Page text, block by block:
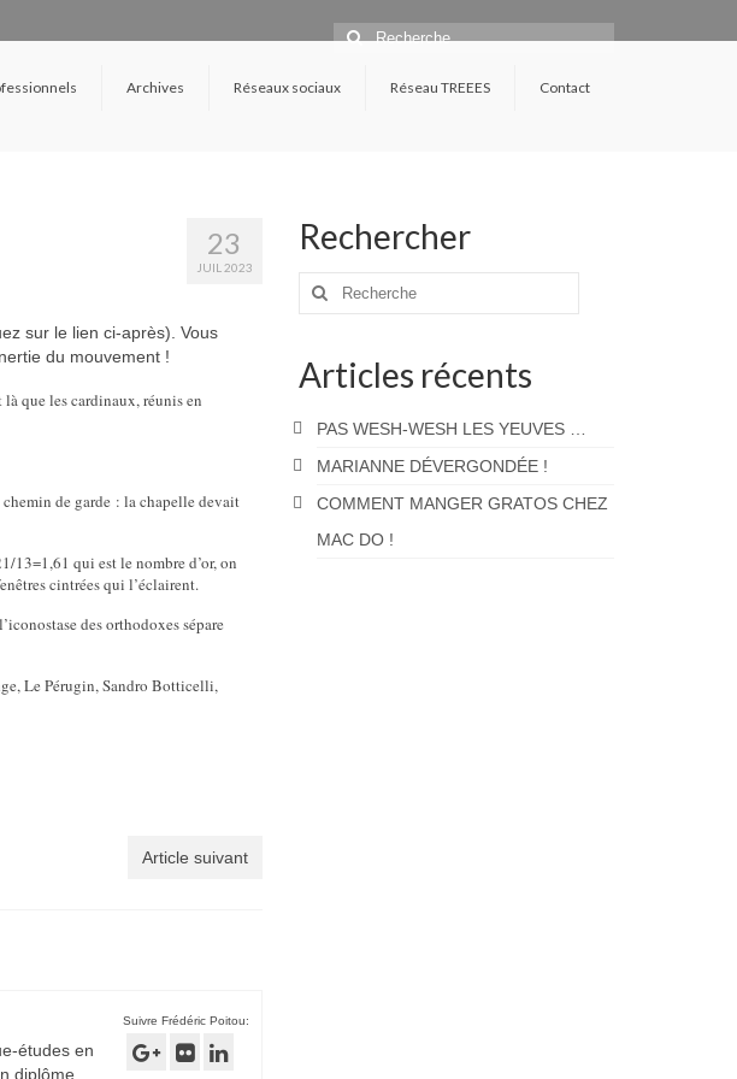
Rechercher
Archives Réseaux sociaux Réseau TREEES Contact
23
JUIL 2023
sur le lien ci-après). Vous
du mouvement !
que les cardinaux, réunis en
de garde : la chapelle devait
13=1,61 qui est le nombre d’or, on
cintrées qui l’éclairent.
des orthodoxes sépare
Le Pérugin, Sandro Botticelli,
Article suivant
Suivre Frédéric Poitou:
études en
diplôme
Rechercher
Rechercher
Articles récents
PAS WESH-WESH LES YEUVES …
MARIANNE DÉVERGONDÉE !
COMMENT MANGER GRATOS CHEZ
MAC DO !